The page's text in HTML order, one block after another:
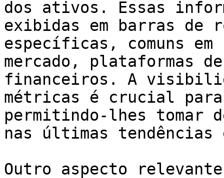
dos ativos. Essas
exibidas em barras de
específicas, comuns
mercado, plataformas
financeiros. A
métricas é crucial
permitindo-lhes tomar
nas últimas tendências
Outro aspecto